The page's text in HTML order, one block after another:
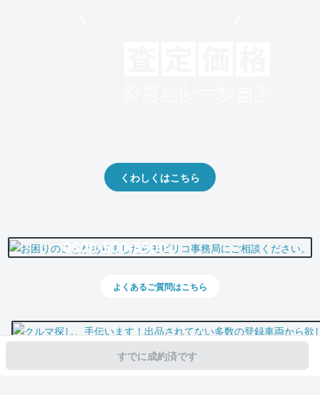
すでに成約済です
くわしくはこちら
0800-500-5500
よくあるご質問はこちら